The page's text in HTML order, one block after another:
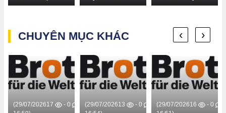
THI QUYỀN
KHUYẾT TẬT
VỰC GIÁO
DỤC Ở VÙNG
KHÓ KHĂN,
MIỀN NÚI,
VÙNG ĐỒNG
BÀO DÂN
TỘC THIỂU
CỦA BAN
THỰC HIỆN
TRẠM Y TẾ
XÃ TRONG
VIỆC PHÁT
HIỆN SỚM,
CAN THIỆP
SỚM ĐỐI VỚI
TRẺ KHUYẾT
TẬT
CHUYÊN MỤC KHÁC
(29/07/202617 - 0
(29/07/202613 - 0
(29/07/202616 - 0
‹ ›